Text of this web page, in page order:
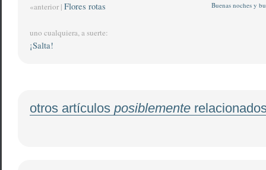
Buenas noches y
«anterior | Flores rotas
uno cualquiera, a suerte:
¡Salta!
otros artículos posiblemente